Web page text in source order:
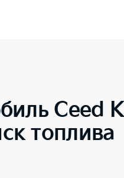
Ceed
топлива